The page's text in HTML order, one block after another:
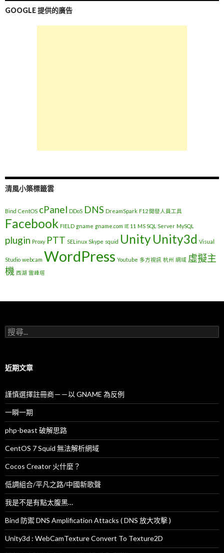
GOOGLE 提供的廣告
清風小築標籤雲
Bind CentOS cPanel DDoS DNS DreamSpark F12 開發人員工具
Facebook FIELD gname gname.com IE 11 MS SQL Server MySQL
plugin Proxy PTT SELinux Skype squid UnityUnity3d Visual
Studio webcam WordPress Youtube 多方視訊 杭州 網域 虛擬主
機 西湖 雷峰塔
搜
尋
字
近期文章
謹慎選擇註冊商－－以 GNAME 為反例
一瞬一期
php-beast 破解思路
CentOS 7 Squid 無法解析網域
Cocos Creator 火什麼？
低調組合/平凡之路/中國新歌聲
我是不是有點太腹黑…
Bind 防禦 DNS Amplification Attacks ( DNS 放大攻擊 )
Unity3d : WebCamTexture Convert To Texture2D